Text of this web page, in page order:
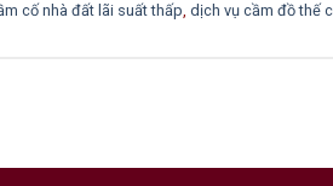
cố nhà đất lãi suất thấp, dịch vụ cầm đồ thế